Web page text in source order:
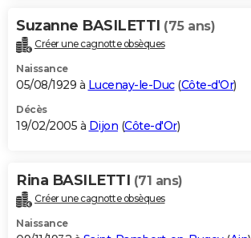
Suzanne BASILETTI (75 ans)
Créer une cagnotte obsèques
Naissance
05/08/1929 à Lucenay-le-Duc(Côte-d'Or)
Décès
19/02/2005 à Dijon (Côte-d'Or)
Rina BASILETTI (71 ans)
Créer une cagnotte obsèques
Naissance